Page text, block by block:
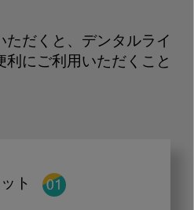
だくと、デンタルライ
利にご利用いただくこと
ト